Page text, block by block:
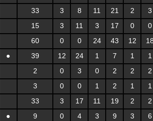
33 3 8 11 21 2
3
15 3 11 3 17 0
0
60 0 0 24 43 12
● 39 12 24 1 7 1
1
2 0 3 0 2 2
2
3 0 0 1 2 1
1
33 3 17 11 19 2
2
● 9 0 4 3 9 3 6